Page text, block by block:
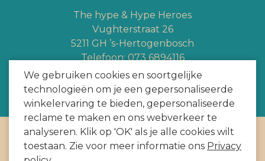
We gebruiken cookies en soortgelijke
technologieën om je een gepersonaliseerde
winkelervaring te bieden, gepersonaliseerde
reclame te maken en ons webverkeer te
analyseren. Klik op 'OK' als je alle cookies wilt
toestaan. Zie voor meer informatie ons Privacy
The hype & Hype Heroes
Vughterstraat 26
5211 GH ’s-Hertogenbosch
Telefoon:073 6894116
Whatsapp:+3165363328
info@hypeheroes.com
Copyright2026door HYPE HEROES. Alle rechten voorbehouden